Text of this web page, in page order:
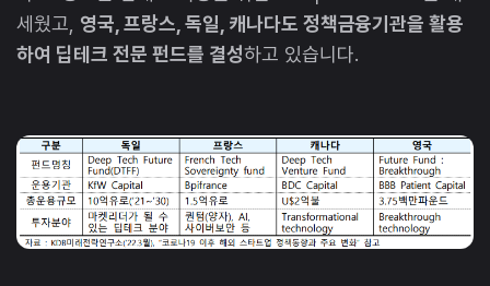
세웠고, 영국, 프랑스, 독일, 캐나다도 정책금융기관을 활용
하여 딥테크 전문 펀드를 결성하고 있습니다.